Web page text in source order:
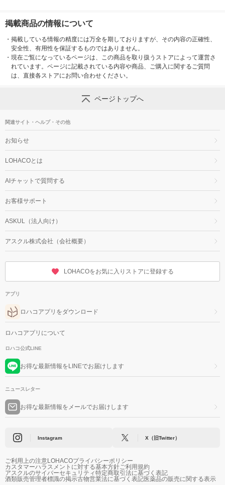
掲載商品の情報について
・ 掲載している情報の精度には万全を期しておりますが、その内容の正確性、
安全性、有用性を保証するものではありません。
・ 現在ご覧になっているページは、この商品を取り扱うストアによって運営さ
れています。ページに記載されている内容や商品、ご購入に関するご質問
は、直接各ストアにお問い合わせください。
ページトップへ
関連サイト・ヘルプ・その他
お知らせ
LOHACOとは
AIチャットで質問する
お客様サポート
ASKUL（法人向け）
アスクル株式会社（会社概要）
LOHACOをお気に入りストアに登録する
アプリ
ロハコアプリをダウンロード
ロハコアプリについて
ロハコ公式LINE
お得な最新情報をLINEでお届けします
ニュースレター
お得な最新情報をメールでお届けします
Instagram X（旧Twitter）
ご利用上の注意LOHACOプライバシーポリシー
カスタマーハラスメントに対する基本方針ご利用規約
アスクルのサイバーセキュリティ特定商取引法に基づく表記
酒類販売管理者標識の掲示古物営業法に基づく表記医薬品の販売に関する表示